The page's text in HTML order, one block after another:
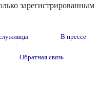
зарегистрированным
В прессе
Обратная связь